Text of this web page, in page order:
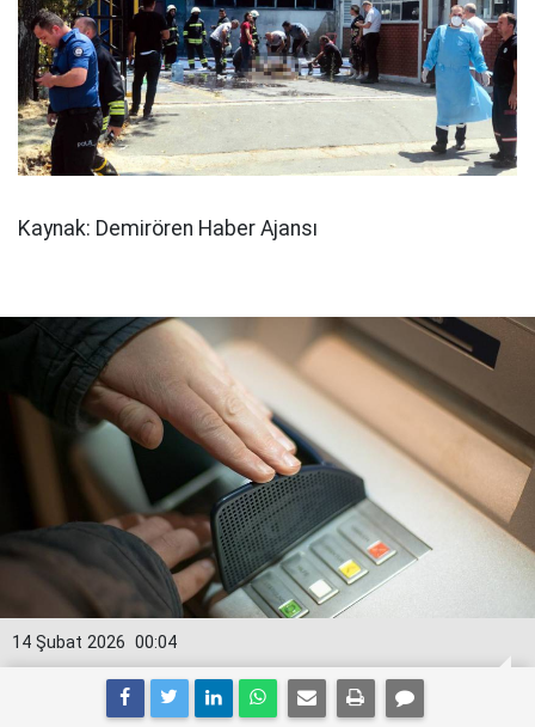
Kaynak: Demirören Haber Ajansı
00:04
14 Şubat 2026